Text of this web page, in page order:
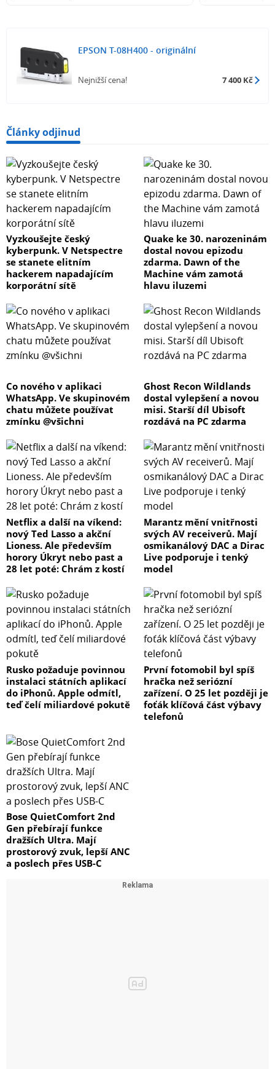
EPSON T-08H400 - originální
Nejnižší cena! 7 400 Kč
Články odjinud
Vyzkoušejte český
kyberpunk. V Netspectre
se stanete elitním
hackerem napadajícím
korporátní sítě
Quake ke 30. narozeninám
dostal novou epizodu
zdarma. Dawn of the
Machine vám zamotá
hlavu iluzemi
Co nového v aplikaci
WhatsApp. Ve skupinovém
chatu můžete používat
zmínku @všichni
Ghost Recon Wildlands
dostal vylepšení a novou
misi. Starší díl Ubisoft
rozdává na PC zdarma
Netflix a další na víkend:
nový Ted Lasso a akční
Lioness. Ale především
horory Úkryt nebo past a
28 let poté: Chrám z kostí
Marantz mění vnitřnosti
svých AV receiverů. Mají
osmikanálový DAC a Dirac
Live podporuje i tenký
model
Rusko požaduje povinnou
instalaci státních aplikací
do iPhonů. Apple odmítl,
teď čelí miliardové pokutě
První fotomobil byl spíš
hračka než seriózní
zařízení. O 25 let později je
foťák klíčová část výbavy
telefonů
Bose QuietComfort 2nd
Gen přebírají funkce
dražších Ultra. Mají
prostorový zvuk, lepší ANC
a poslech přes USB-C